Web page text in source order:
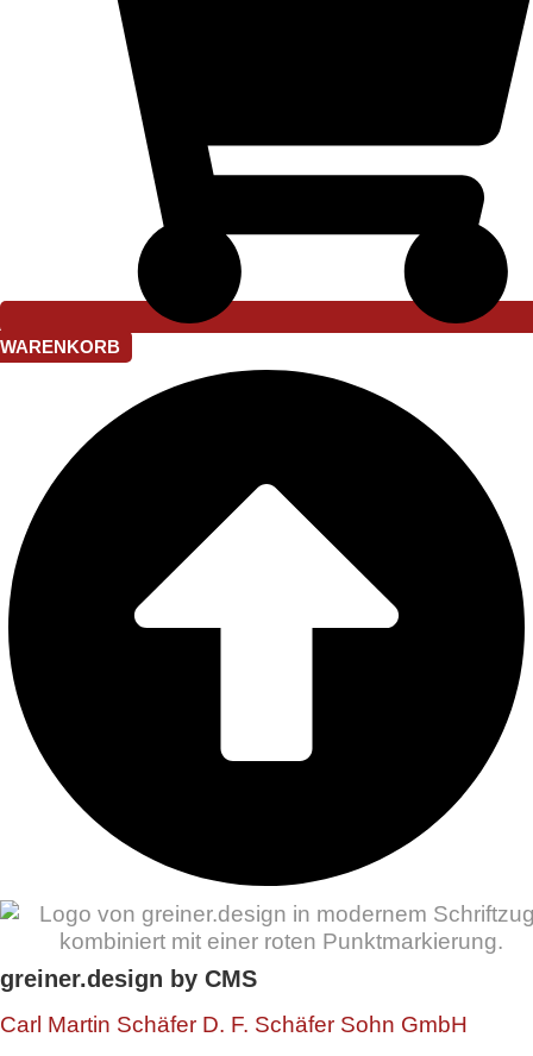
WARENKORB
greiner.design by CMS
Carl Martin Schäfer D. F. Schäfer Sohn GmbH